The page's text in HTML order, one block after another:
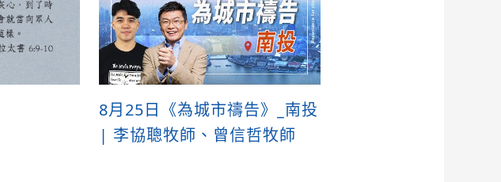
8月25日《為城市禱告》_南投
| 李協聰牧師、曾信哲牧師